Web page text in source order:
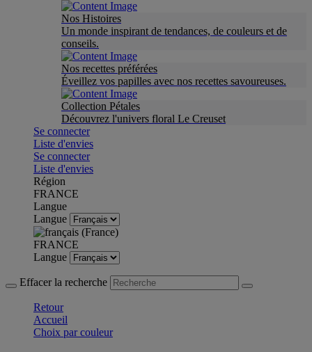
Nos Histoires
Un monde inspirant de tendances, de couleurs et de
conseils.
Nos recettes préférées
Éveillez vos papilles avec nos recettes savoureuses.
Collection Pétales
Découvrez l'univers floral Le Creuset
Se connecter
Liste d'envies
Se connecter
Liste d'envies
Région
FRANCE
Langue
Langue
FRANCE
Langue
Effacer la recherche
Retour
Accueil
Choix par couleur